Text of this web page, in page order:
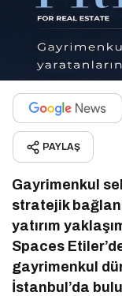
PAYLAŞ
Gayrimenkul
stratejik
yatırım
Spaces
gayrimenkul
İstanbul’da